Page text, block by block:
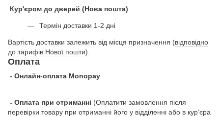
Кур'єром до дверей (Нова пошта)
Термін доставки 1-2 дні
Вартість доставки залежить від місця призначення (відповідно
до тарифів Нової пошти).
Оплата
- Онлайн-оплата Monopay
- Оплата при отриманні (Оплатити замовлення після
перевірки товару при отриманні його у відділенні або в кур’єра